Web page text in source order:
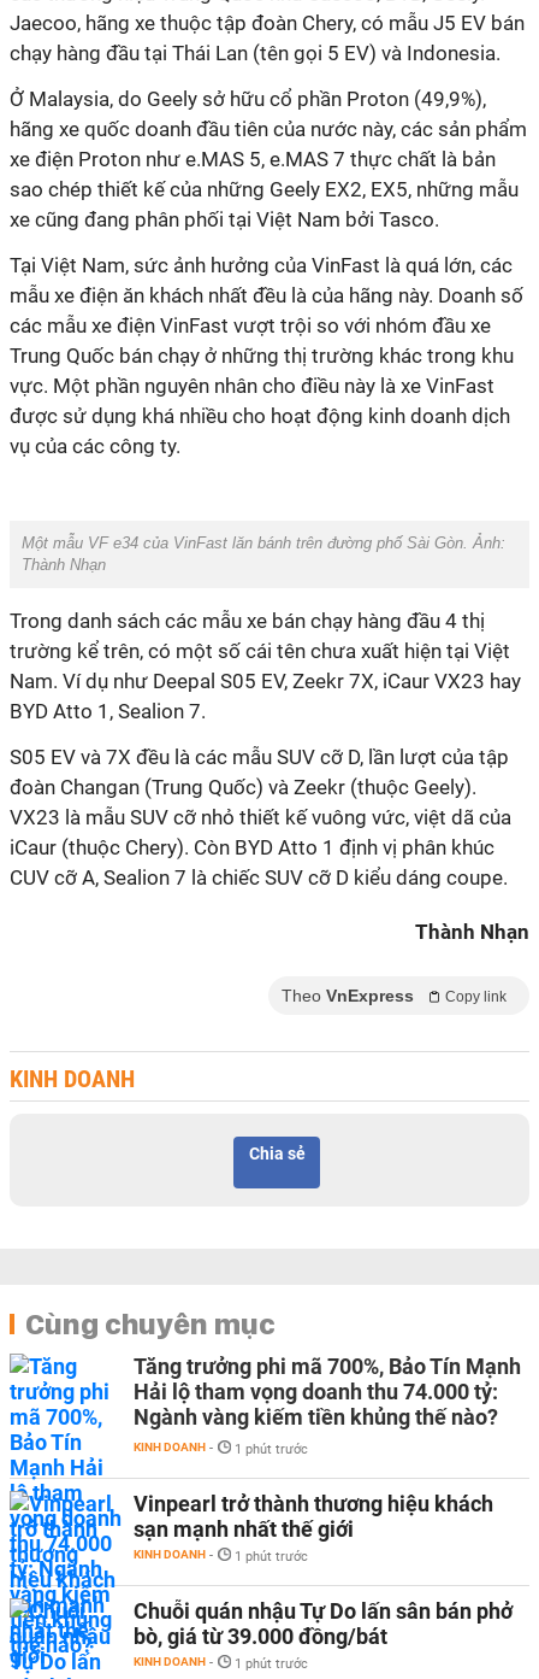
Jaecoo, hãng xe thuộc tập đoàn Chery, có mẫu J5 EV bán
chạy hàng đầu tại Thái Lan (tên gọi 5 EV) và Indonesia.
Ở Malaysia, do Geely sở hữu cổ phần Proton (49,9%),
hãng xe quốc doanh đầu tiên của nước này, các sản phẩm
xe điện Proton như e.MAS 5, e.MAS 7 thực chất là bản
sao chép thiết kế của những Geely EX2, EX5, những mẫu
xe cũng đang phân phối tại Việt Nam bởi Tasco.
Tại Việt Nam, sức ảnh hưởng của VinFast là quá lớn, các
mẫu xe điện ăn khách nhất đều là của hãng này. Doanh số
các mẫu xe điện VinFast vượt trội so với nhóm đầu xe
Trung Quốc bán chạy ở những thị trường khác trong khu
vực. Một phần nguyên nhân cho điều này là xe VinFast
được sử dụng khá nhiều cho hoạt động kinh doanh dịch
vụ của các công ty.
Một mẫu VF e34 của VinFast lăn bánh trên đường phố Sài Gòn. Ảnh:
Thành Nhạn
Trong danh sách các mẫu xe bán chạy hàng đầu 4 thị
trường kể trên, có một số cái tên chưa xuất hiện tại Việt
Nam. Ví dụ như Deepal S05 EV, Zeekr 7X, iCaur VX23 hay
BYD Atto 1, Sealion 7.
S05 EV và 7X đều là các mẫu SUV cỡ D, lần lượt của tập
đoàn Changan (Trung Quốc) và Zeekr (thuộc Geely).
VX23 là mẫu SUV cỡ nhỏ thiết kế vuông vức, việt dã của
iCaur (thuộc Chery). Còn BYD Atto 1 định vị phân khúc
CUV cỡ A, Sealion 7 là chiếc SUV cỡ D kiểu dáng coupe.
Thành Nhạn
Theo VnExpress Copy link
KINH DOANH
Chia sẻ
Cùng chuyên mục
Tăng trưởng phi mã 700%, Bảo Tín Mạnh
Hải lộ tham vọng doanh thu 74.000 tỷ:
Ngành vàng kiếm tiền khủng thế nào?
KINH DOANH - 1 phút trước
Vinpearl trở thành thương hiệu khách
sạn mạnh nhất thế giới
KINH DOANH - 1 phút trước
Chuỗi quán nhậu Tự Do lấn sân bán phở
bò, giá từ 39.000 đồng/bát
KINH DOANH - 1 phút trước